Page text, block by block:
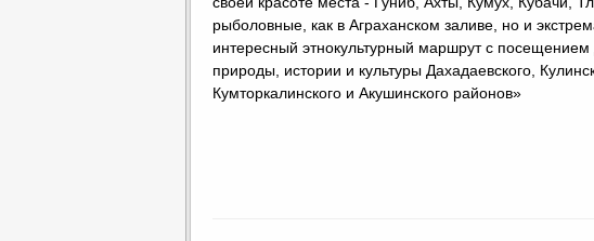
рыболовные, как в Аграханском заливе, но и
интересный этнокультурный маршрут с
природы, истории и культуры Дахадаевского,
Кумторкалинского и Акушинского районов»